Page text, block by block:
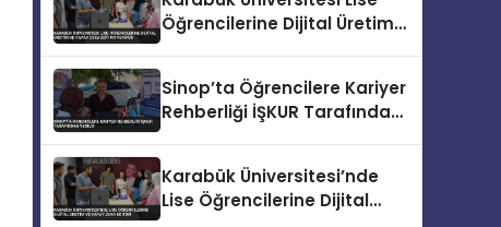
Öğrencilerine Dijital Üretim
Sinop’ta Öğrencilere Kariyer
Rehberliği İŞKUR Tarafından
Karabük Üniversitesi’nde
Lise Öğrencilerine Dijital